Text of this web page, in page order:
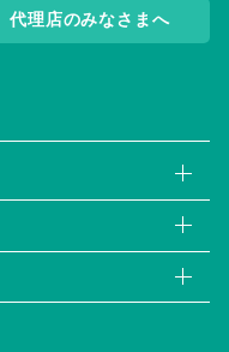
代理店のみなさまへ